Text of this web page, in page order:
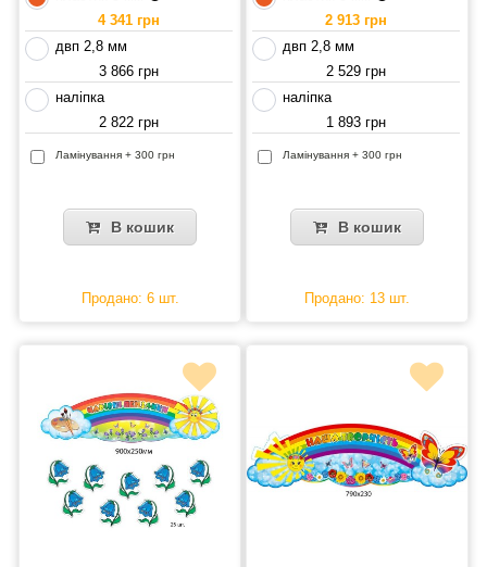
4 341 грн
двп 2,8 мм
3 866 грн
наліпка
2 822 грн
Ламінування + 300 грн
В кошик
Продано: 6 шт.
2 913 грн
двп 2,8 мм
2 529 грн
наліпка
1 893 грн
Ламінування + 300 грн
В кошик
Продано: 13 шт.